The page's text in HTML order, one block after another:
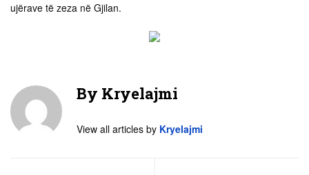
ujërave të zeza në Gjilan.
By Kryelajmi
View all articles by Kryelajmi